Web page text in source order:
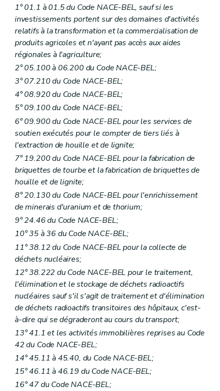
1° 01.1 à 01.5 du Code NACE-BEL, sauf si les
investissements portent sur des domaines d'activités
relatifs à la transformation et la commercialisation de
produits agricoles et n'ayant pas accès aux aides
régionales à l'agriculture;
2° 05.100 à 06.200 du Code NACE-BEL;
3° 07.210 du Code NACE-BEL;
4° 08.920 du Code NACE-BEL;
5° 09.100 du Code NACE-BEL;
6° 09.900 du Code NACE-BEL pour les services de
soutien exécutés pour le compter de tiers liés à
l'extraction de houille et de lignite;
7° 19.200 du Code NACE-BEL pour la fabrication de
briquettes de tourbe et la fabrication de briquettes de
houille et de lignite;
8° 20.130 du Code NACE-BEL pour l'enrichissement
de minerais d'uranium et de thorium;
9° 24.46 du Code NACE-BEL;
10° 35 à 36 du Code NACE-BEL;
11° 38.12 du Code NACE-BEL pour la collecte de
déchets nucléaires;
12° 38.222 du Code NACE-BEL pour le traitement,
l'élimination et le stockage de déchets radioactifs
nucléaires sauf s'il s'agit de traitement et d'élimination
de déchets radioactifs transitoires des hôpitaux, c'est-
à-dire qui se dégraderont au cours du transport;
13° 41.1 et les activités immobilières reprises au Code
42 du Code NACE-BEL;
14° 45.11 à 45.40, du Code NACE-BEL;
15° 46.11 à 46.19 du Code NACE-BEL;
16° 47 du Code NACE-BEL;